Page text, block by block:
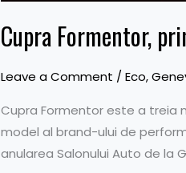
Cupra Formentor,
Leave a Comment / Eco,
Cupra Formentor este a treia
model al brand-ului de
anularea Salonului Auto de la